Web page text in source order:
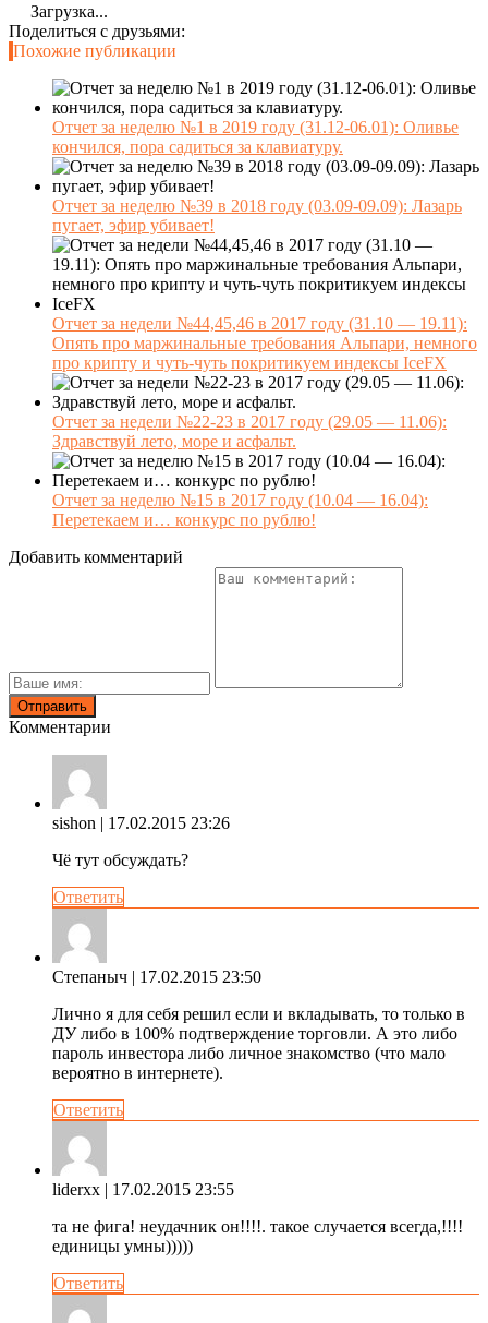
Загрузка...
Поделиться с друзьями:
Похожие публикации
Отчет за неделю №1 в 2019 году (31.12-06.01): Оливье
кончился, пора садиться за клавиатуру.
Отчет за неделю №39 в 2018 году (03.09-09.09): Лазарь
пугает, эфир убивает!
Отчет за недели №44,45,46 в 2017 году (31.10 — 19.11):
Опять про маржинальные требования Альпари, немного
про крипту и чуть-чуть покритикуем индексы IceFX
Отчет за недели №22-23 в 2017 году (29.05 — 11.06):
Здравствуй лето, море и асфальт.
Отчет за неделю №15 в 2017 году (10.04 — 16.04):
Перетекаем и… конкурс по рублю!
Добавить комментарий
Комментарии
sishon | 17.02.2015 23:26
Чё тут обсуждать?
Ответить
Степаныч | 17.02.2015 23:50
Лично я для себя решил если и вкладывать, то только в
ДУ либо в 100% подтверждение торговли. А это либо
пароль инвестора либо личное знакомство (что мало
вероятно в интернете).
Ответить
liderxx | 17.02.2015 23:55
та не фига! неудачник он!!!!. такое случается всегда,!!!!
единицы умны)))))
Ответить